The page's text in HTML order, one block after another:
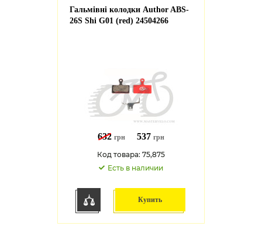
Гальмівні колодки Author ABS-
26S Shi G01 (red) 24504266
632 грн 537 грн
Код товара: 75,875
Есть в наличии
Купить